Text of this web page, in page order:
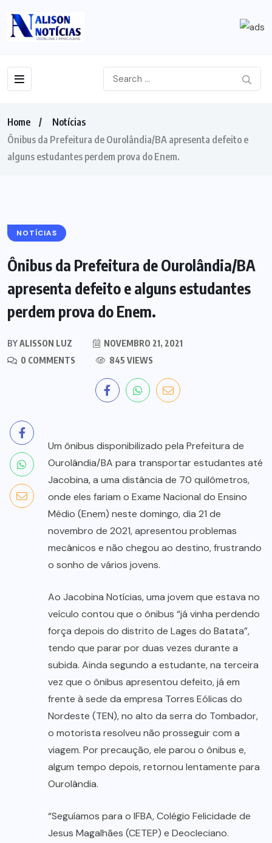
Home
Notícias
Ônibus da Prefeitura de Ourolândia/BA apresenta defeito e
alguns estudantes perdem prova do Enem.
NOTÍCIAS
Ônibus da Prefeitura de Ourolândia/BA
apresenta defeito e alguns estudantes
perdem prova do Enem.
BYALISSON LUZ
NOVEMBRO 21, 2021
0 COMMENTS
845 VIEWS
Um ônibus disponibilizado pela Prefeitura de
Ourolândia/BA para transportar estudantes até
Jacobina, a uma distância de 70 quilômetros,
onde eles fariam o Exame Nacional do Ensino
Médio (Enem) neste domingo, dia 21 de
novembro de 2021, apresentou problemas
mecânicos e não chegou ao destino, frustrando
o sonho de vários jovens.
Ao Jacobina Notícias, uma jovem que estava no
veículo contou que o ônibus “já vinha perdendo
força depois do distrito de Lages do Batata”,
tendo que parar por duas vezes durante a
subida. Ainda segundo a estudante, na terceira
vez que o ônibus apresentou defeito, já em
frente à sede da empresa Torres Eólicas do
Nordeste (TEN), no alto da serra do Tombador,
o motorista resolveu não prosseguir com a
viagem. Por precaução, ele parou o ônibus e,
algum tempo depois, retornou lentamente para
Ourolândia.
“Seguíamos para o IFBA, Colégio Felicidade de
Jesus Magalhães (CETEP) e Deocleciano.